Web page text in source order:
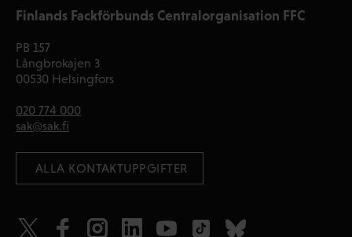
Finlands Fackförbunds Centralorganisation FFC
PB 157
Långbrokajen 3
00530 Helsingfors
020 774 000
sak@sak.fi
ALLA KONTAKTUPPGIFTER